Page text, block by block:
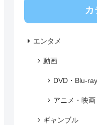
カ
エンタメ
動画
DVD・Blu-ray
アニメ・映
ギャンブル